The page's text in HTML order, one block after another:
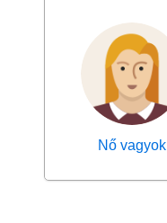
Nő vagyok